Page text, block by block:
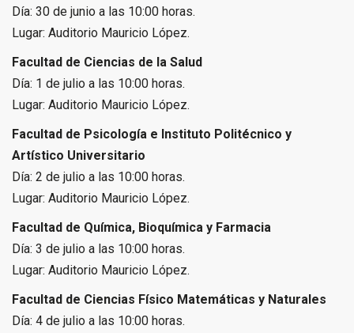
Día: 30 de junio a las 10:00 horas.
Lugar: Auditorio Mauricio López.
Facultad de Ciencias de la Salud
Día: 1 de julio a las 10:00 horas.
Lugar: Auditorio Mauricio López.
Facultad de Psicología e Instituto Politécnico y
Artístico Universitario
Día: 2 de julio a las 10:00 horas.
Lugar: Auditorio Mauricio López.
Facultad de Química, Bioquímica y Farmacia
Día: 3 de julio a las 10:00 horas.
Lugar: Auditorio Mauricio López.
Facultad de Ciencias Físico Matemáticas y Naturales
Día: 4 de julio a las 10:00 horas.